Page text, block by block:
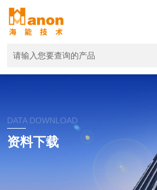
DATA DOWNLOAD
资料下载